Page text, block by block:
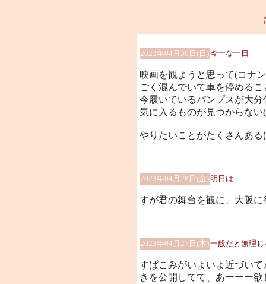
2023年04月30日(日)今一な一日
映画を観ようと思って(コナ
ごく混んでいて車を停める
今履いているパンプスが大
気に入るものが見つからない
やりたいことがたくさんあ
2023年04月28日(金)明日は
すが君の舞台を観に、大阪
2023年04月27日(木)一般だと無理じ
すぱこみがいよいよ近づい
きを公開してて、あーーー